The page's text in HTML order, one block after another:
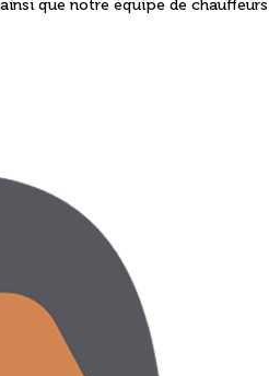
que notre équipe de